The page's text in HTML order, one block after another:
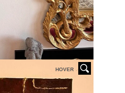
HOVER